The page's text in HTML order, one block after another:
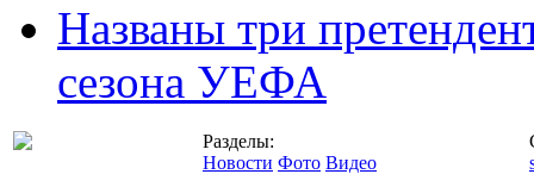
Названы три
сезона УЕФА
Разделы:
Новости Фото Видео